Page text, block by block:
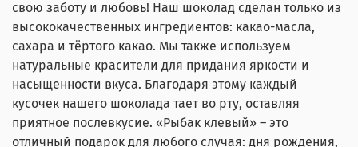
свою заботу и любовь! Наш шоколад сделан только из
высококачественных ингредиентов: какао-масла,
сахара и тёртого какао. Мы также используем
натуральные красители для придания яркости и
насыщенности вкуса. Благодаря этому каждый
кусочек нашего шоколада тает во рту, оставляя
приятное послевкусие. «Рыбак клевый» – это
отличный подарок для любого случая: дня рождения,